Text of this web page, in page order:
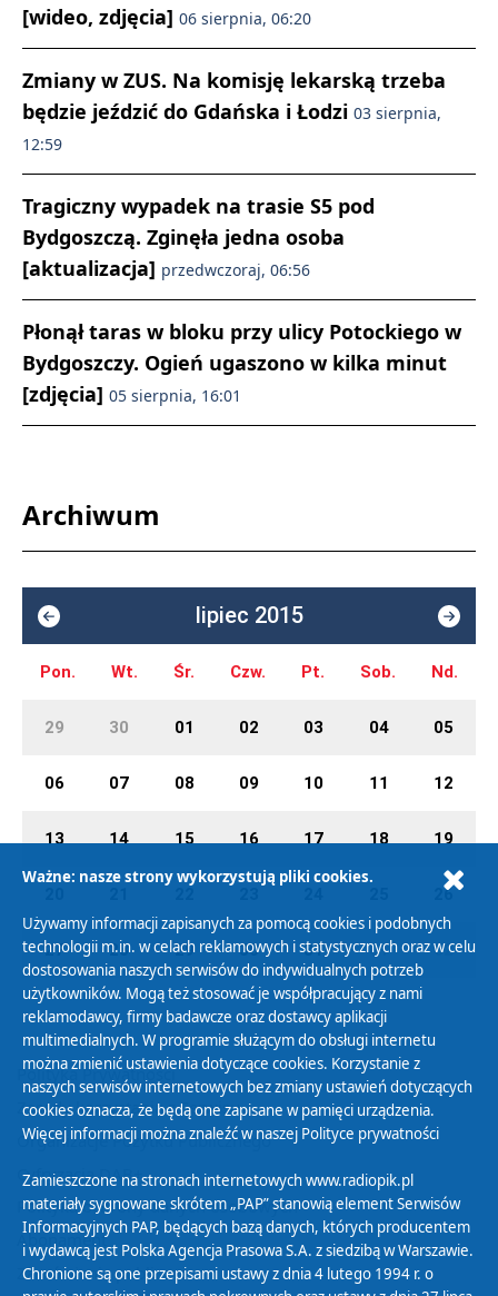
[wideo, zdjęcia] 06 sierpnia, 06:20
Zmiany w ZUS. Na komisję lekarską trzeba
będzie jeździć do Gdańska i Łodzi 03 sierpnia,
12:59
Tragiczny wypadek na trasie S5 pod
Bydgoszczą. Zginęła jedna osoba
[aktualizacja] przedwczoraj, 06:56
Płonął taras w bloku przy ulicy Potockiego w
Bydgoszczy. Ogień ugaszono w kilka minut
[zdjęcia] 05 sierpnia, 16:01
Archiwum
lipiec 2015
Pon. Wt. Śr. Czw. Pt. Sob. Nd.
29 30 01 02 03 04 05
06 07 08 09 10 11 12
13 14 15 16 17 18 19
26
27 28 29 30 31 01 02
Polityka Prywatności
Zasady korzystania z Serwisu
Organizacje Pożytku Publicznego
Cyfryzacja DAB+
Polityka ochrony danych osobowych
Abonament
Zamówienia publiczne
Ważne: nasze strony wykorzystują pliki cookies.
Używamy informacji zapisanych za pomocą cookies i podobnych
technologii m.in. w celach reklamowych i statystycznych oraz w celu
dostosowania naszych serwisów do indywidualnych potrzeb
użytkowników. Mogą też stosować je współpracujący z nami
reklamodawcy, firmy badawcze oraz dostawcy aplikacji
multimedialnych. W programie służącym do obsługi internetu
można zmienić ustawienia dotyczące cookies. Korzystanie z
naszych serwisów internetowych bez zmiany ustawień dotyczących
cookies oznacza, że będą one zapisane w pamięci urządzenia.
Więcej informacji można znaleźć w naszej Polityce prywatności
Zamieszczone na stronach internetowych www.radiopik.pl
materiały sygnowane skrótem „PAP” stanowią element Serwisów
Informacyjnych PAP, będących bazą danych, których producentem
i wydawcą jest Polska Agencja Prasowa S.A. z siedzibą w Warszawie.
Chronione są one przepisami ustawy z dnia 4 lutego 1994 r. o